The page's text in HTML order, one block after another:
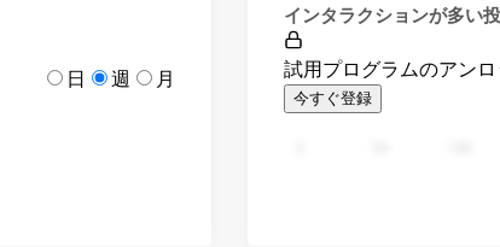
日 週 月
インタラクションが多い
試用プログラムのアンロ
今すぐ登録